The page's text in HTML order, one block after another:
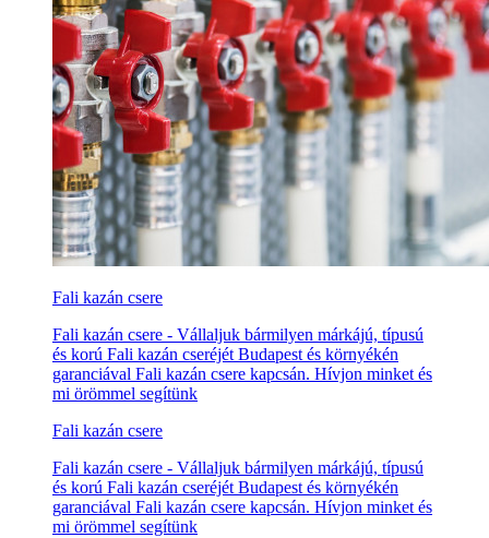
Fali kazán csere
Fali kazán csere - Vállaljuk bármilyen márkájú, típusú
és korú Fali kazán cseréjét Budapest és környékén
garanciával Fali kazán csere kapcsán. Hívjon minket és
mi örömmel segítünk
Fali kazán csere
Fali kazán csere - Vállaljuk bármilyen márkájú, típusú
és korú Fali kazán cseréjét Budapest és környékén
garanciával Fali kazán csere kapcsán. Hívjon minket és
mi örömmel segítünk